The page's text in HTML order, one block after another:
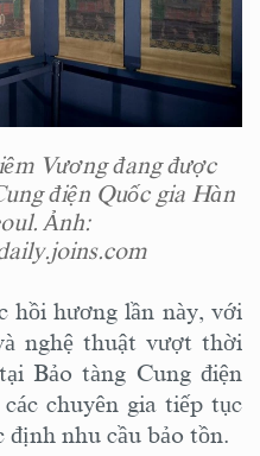
Vương đang được
điện Quốc gia Hàn
Ảnh:
hồi hương lần này, với
nghệ thuật vượt thời
Bảo tàng Cung điện
chuyên gia tiếp tục
định nhu cầu bảo tồn.